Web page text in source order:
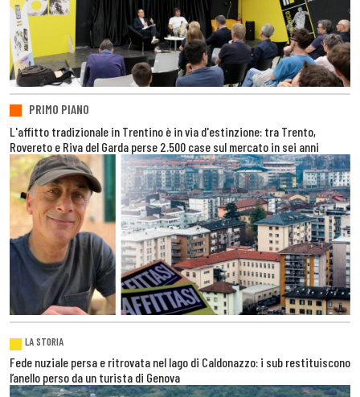
PRIMO PIANO
L'affitto tradizionale in Trentino è in via d'estinzione: tra Trento,
Rovereto e Riva del Garda perse 2.500 case sul mercato in sei anni
LA STORIA
Fede nuziale persa e ritrovata nel lago di Caldonazzo: i sub restituiscono
l’anello perso da un turista di Genova